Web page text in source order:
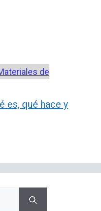
de
es, qué hace y